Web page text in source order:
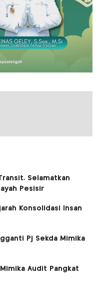
Selamatkan
Pesisir
Konsolidasi Insan
Pj Sekda Mimika
Audit Pangkat